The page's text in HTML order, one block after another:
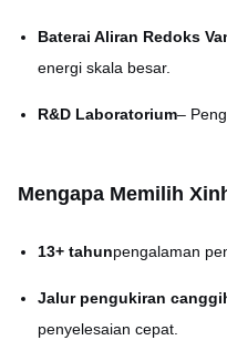
Baterai Aliran Redoks
energi skala besar.
R&D Laboratorium–
Mengapa Memilih
13+ tahunpengalaman
Jalur pengukiran
penyelesaian cepat.